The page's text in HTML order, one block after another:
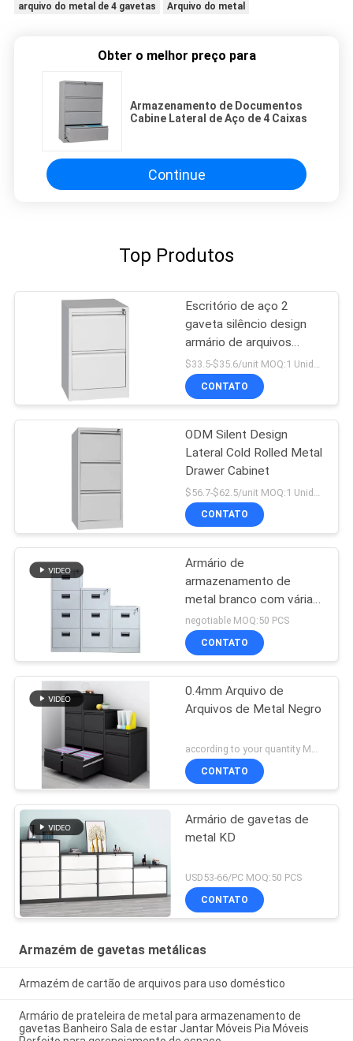
arquivo do metal de 4 gavetas
Arquivo do metal
Obter o melhor preço para
Armazenamento de Documentos
Cabine Lateral de Aço de 4 Caixas
Continue
Top Produtos
Escritório de aço 2
gaveta silêncio design
armário de arquivos
metálicos
CONTATO
ODM Silent Design
Lateral Cold Rolled Metal
Drawer Cabinet
CONTATO
Armário de
armazenamento de
metal branco com várias
gavetas
negotiable MOQ:50 PCS
CONTATO
0.4mm Arquivo de
Arquivos de Metal Negro
according to your quantity MOQ:50 PCS
CONTATO
Armário de gavetas de
metal KD
USD53-66/PC MOQ:50 PCS
CONTATO
Armazém de gavetas metálicas
Armazém de cartão de arquivos para uso doméstico
Armário de prateleira de metal para armazenamento de
gavetas Banheiro Sala de estar Jantar Móveis Pia Móveis